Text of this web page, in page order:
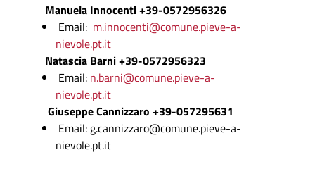
Manuela Innocenti+39-0572956326
Email: m.innocenti@comune.pieve-a-
nievole.pt.it
Natascia Barni +39-0572956323
Email: n.barni@comune.pieve-a-
nievole.pt.it
Giuseppe Cannizzaro +39-057295631
Email: g.cannizzaro@comune.pieve-a-
nievole.pt.it